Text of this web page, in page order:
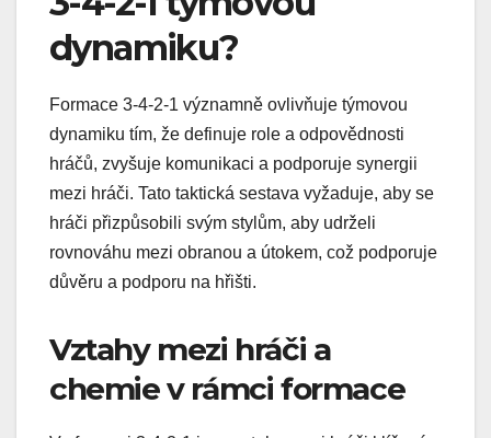
dynamiku?
Formace 3-4-2-1 významně ovlivňuje týmovou
dynamiku tím, že definuje role a odpovědnosti
hráčů, zvyšuje komunikaci a podporuje synergii
mezi hráči. Tato taktická sestava vyžaduje, aby se
hráči přizpůsobili svým stylům, aby udrželi
rovnováhu mezi obranou a útokem, což podporuje
důvěru a podporu na hřišti.
Vztahy mezi hráči a
chemie v rámci formace